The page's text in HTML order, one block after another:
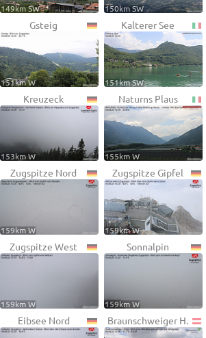
149km SW 150km SW
Gsteig
151km W
Kalterer See
151km SW
Kreuzeck
153km W
Naturns Plaus
155km W
Zugspitze Nord
159km W
Zugspitze Gipfel
159km W
Zugspitze West
159km W
Sonnalpin
159km W
Eibsee Nord Braunschweiger H.